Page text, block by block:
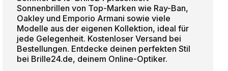
Sonnenbrillen von Top-Marken wie Ray-Ban,
Oakley und Emporio Armani sowie viele
Modelle aus der eigenen Kollektion, ideal für
jede Gelegenheit. Kostenloser Versand bei
Bestellungen. Entdecke deinen perfekten Stil
bei Brille24.de, deinem Online-Optiker.